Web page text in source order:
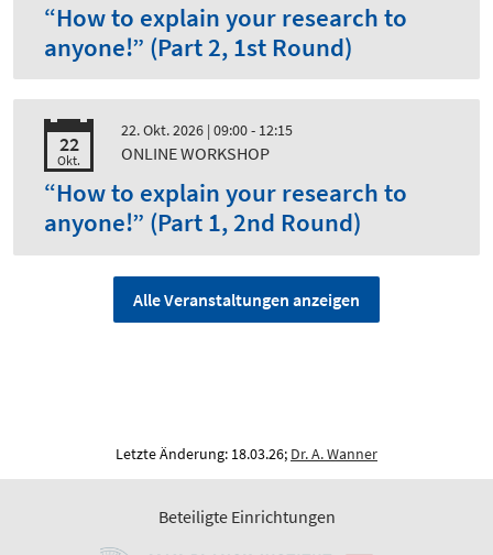
“How to explain your research to
anyone!” (Part 2, 1st Round)
22
Okt.
22. Okt. 2026 | 09:00 - 12:15
ONLINE WORKSHOP
“How to explain your research to
anyone!” (Part 1, 2nd Round)
Alle Veranstaltungen anzeigen
Letzte Änderung: 18.03.26; Dr. A. Wanner
Beteiligte Einrichtungen